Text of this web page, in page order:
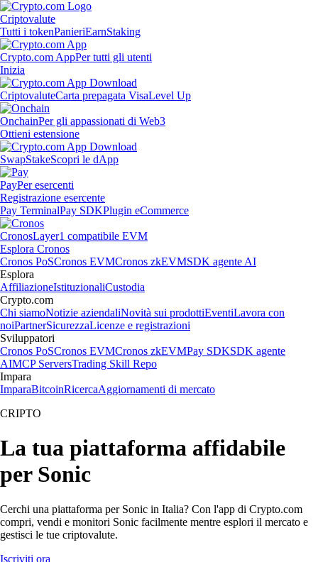
Criptovalute
Tutti i tokenPanieriEarnStaking
Crypto.com AppPer tutti gli utenti
Inizia
CriptovaluteCarta prepagata VisaLevel Up
OnchainPer gli appassionati di Web3
Ottieni estensione
SwapStakeScopri le dApp
PayPer esercenti
Registrazione esercente
Pay TerminalPay SDKPlugin eCommerce
CronosLayer1 compatibile EVM
Esplora Cronos
Cronos PoSCronos EVMCronos zkEVMSDK agente AI
Esplora
AffiliazioneIstituzionaliCustodia
Crypto.com
Chi siamoNotizie aziendaliNovità sui prodottiEventiLavora con
noiPartnerSicurezzaLicenze e registrazioni
Sviluppatori
Cronos PoSCronos EVMCronos zkEVMPay SDKSDK agente
AIMCP ServersTrading Skill Repo
Impara
ImparaBitcoinRicercaAggiornamenti di mercato
CRIPTO
La tua piattaforma affidabile
per Sonic
Cerchi una piattaforma per Sonic in Italia? Con l'app di Crypto.com
compri, vendi e monitori Sonic facilmente mentre esplori il mercato e
gestisci le tue criptovalute.
Iscriviti ora